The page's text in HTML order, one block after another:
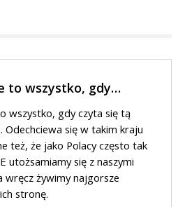
to wszystko, gdy…
wszystko, gdy czyta się tą
Odechciewa się w takim kraju
też, że jako Polacy często tak
utożsamiamy się z naszymi
wręcz żywimy najgorsze
stronę.